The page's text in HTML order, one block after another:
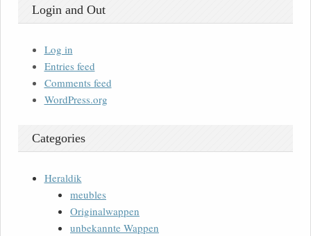
Login and Out
Log in
Entries feed
Comments feed
WordPress.org
Categories
Heraldik
meubles
Originalwappen
unbekannte Wappen